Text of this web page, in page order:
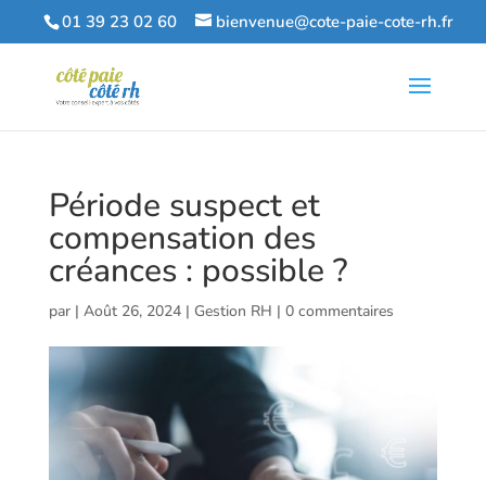
01 39 23 02 60 bienvenue@cote-paie-cote-rh.fr
Période suspect et
compensation des
créances : possible ?
par | Août 26, 2024| Gestion RH | 0 commentaires